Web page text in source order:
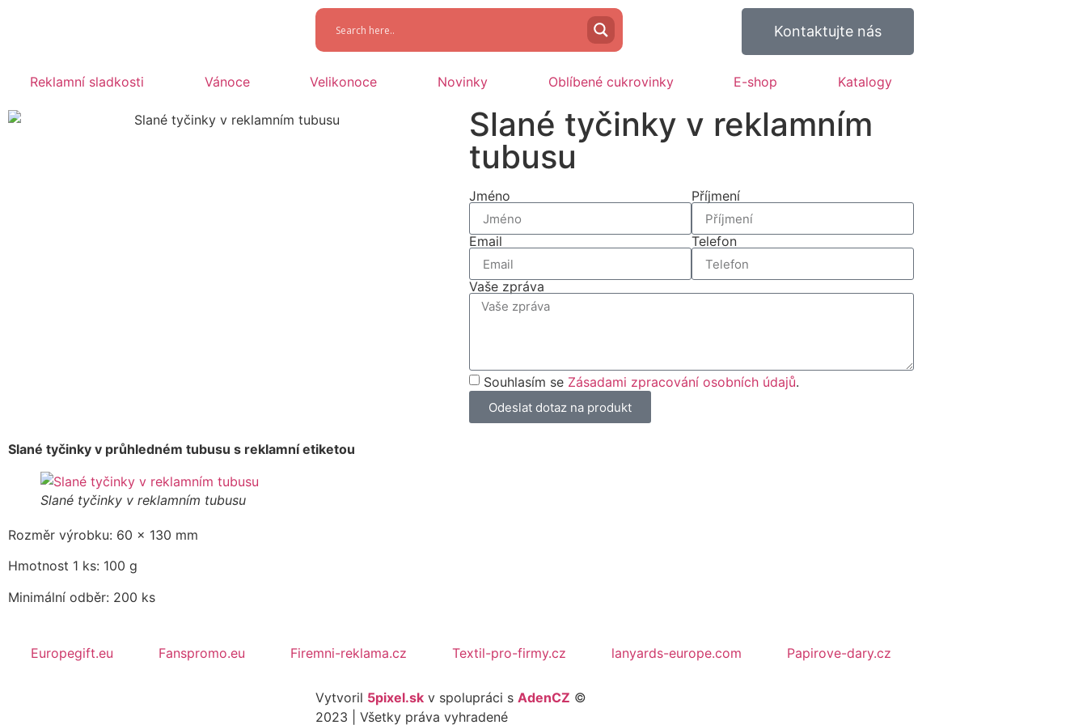
Kontaktujte nás
Reklamní sladkosti Vánoce Velikonoce Novinky Oblíbené cukrovinky E-shop Katalogy
Slané tyčinky v reklamním
tubusu
Jméno Příjmení
Email Telefon
Vaše zpráva
Souhlasím se Zásadami zpracování osobních údajů.
Odeslat dotaz na produkt
Slané tyčinky v průhledném tubusu s reklamní etiketou
Slané tyčinky v reklamním tubusu
Rozměr výrobku: 60 x 130 mm
Hmotnost 1 ks: 100 g
Minimální odběr: 200 ks
Europegift.eu Fanspromo.eu Firemni-reklama.cz Textil-pro-firmy.cz lanyards-europe.com Papirove-dary.cz
Vytvoril 5pixel.skv spolupráci s AdenCZ ©
2023 | Všetky práva vyhradené